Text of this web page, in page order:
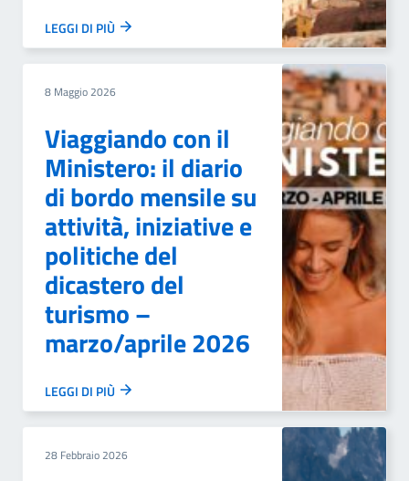
LEGGI DI PIÙ
8 Maggio 2026
Viaggiando con il
Ministero: il diario
di bordo mensile su
attività, iniziative e
politiche del
dicastero del
turismo –
marzo/aprile 2026
LEGGI DI PIÙ
28 Febbraio 2026